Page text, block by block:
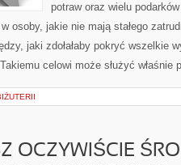
potraw oraz wielu
osoby, jakie nie mają stałego
jaki zdołałaby pokryć wszelkie
celowi może służyć
OCZYWIŚCIE